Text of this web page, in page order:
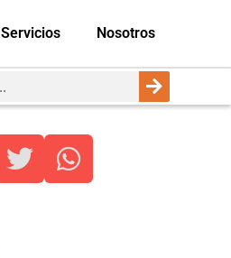
Servicios Nosotros